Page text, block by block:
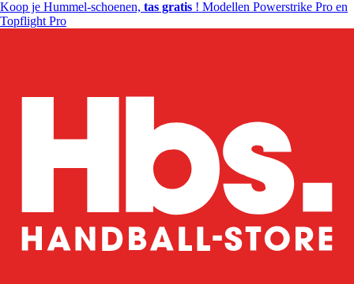
Koop je Hummel-schoenen, tas gratis ! Modellen Powerstrike Pro en
Topflight Pro